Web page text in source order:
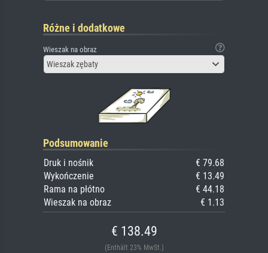
Różne i dodatkowe
Wieszak na obraz
Wieszak zębaty
Podsumowanie
Druk i nośnik
€ 79.68
Wykończenie
€ 13.49
Rama na płótno
€ 44.18
Wieszak na obraz
€ 1.13
€ 138.49
(Enthält 23% MwSt.)